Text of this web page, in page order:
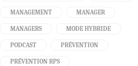
MANAGEMENT MANAGER
MANAGERS MODE HYBRIDE
PODCAST PRÉVENTION
PRÉVENTION RPS